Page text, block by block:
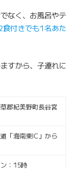
なく、お風呂やテ
付きでも1名あた
すから、子連れに
郡紀美野町長谷宮
「海南東IC」から
：15時